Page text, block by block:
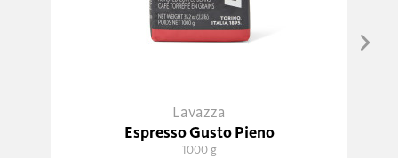
Lavazza
Espresso Gusto Pieno
1000 g